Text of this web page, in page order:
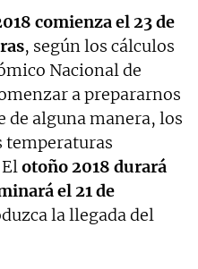
comienza el 23 de
, según los cálculos
Nacional de
a prepararnos
de alguna manera, los
temperaturas
otoño 2018 durará
el 21 de
la llegada del